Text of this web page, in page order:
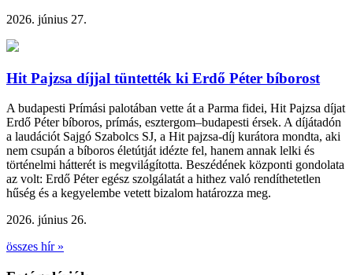
2026. június 27.
Hit Pajzsa díjjal tüntették ki Erdő Péter bíborost
A budapesti Prímási palotában vette át a Parma fidei, Hit Pajzsa díjat
Erdő Péter bíboros, prímás, esztergom–budapesti érsek. A díjátadón
a laudációt Sajgó Szabolcs SJ, a Hit pajzsa-díj kurátora mondta, aki
nem csupán a bíboros életútját idézte fel, hanem annak lelki és
történelmi hátterét is megvilágította. Beszédének központi gondolata
az volt: Erdő Péter egész szolgálatát a hithez való rendíthetetlen
hűség és a kegyelembe vetett bizalom határozza meg.
2026. június 26.
összes hír »